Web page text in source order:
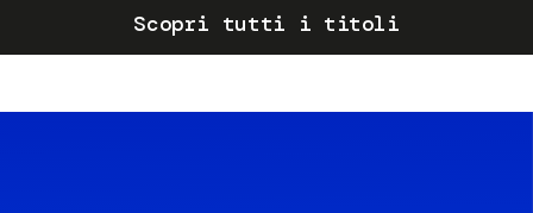
Scopri tutti i titoli